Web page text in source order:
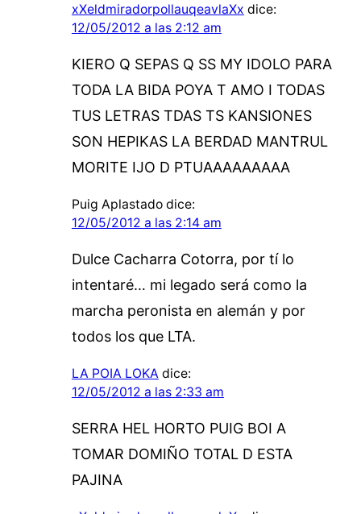
xXeldmiradorpollauqeavlaXx dice:
12/05/2012 a las 2:12 am
KIERO Q SEPAS Q SS MY IDOLO PARA
TODA LA BIDA POYA T AMO I TODAS
TUS LETRAS TDAS TS KANSIONES
SON HEPIKAS LA BERDAD MANTRUL
MORITE IJO D PTUAAAAAAAAA
Puig Aplastado dice:
12/05/2012 a las 2:14 am
Dulce Cacharra Cotorra, por tí lo
intentaré… mi legado será como la
marcha peronista en alemán y por
todos los que LTA.
LA POIA LOKA dice:
12/05/2012 a las 2:33 am
SERRA HEL HORTO PUIG BOI A
TOMAR DOMIÑO TOTAL D ESTA
PAJINA